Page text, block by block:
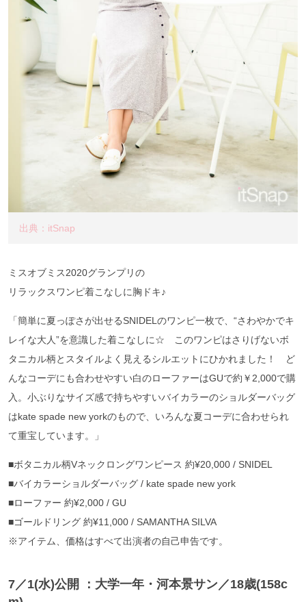
出典：itSnap
ミスオブミス2020グランプリの
リラックスワンピ着こなしに胸ドキ♪
「簡単に夏っぽさが出せるSNIDELのワンピ一枚で、“さわやかでキ
レイな大人”を意識した着こなしに☆ このワンピはさりげないボ
タニカル柄とスタイルよく見えるシルエットにひかれました！ ど
んなコーデにも合わせやすい白のローファーはGUで約￥2,000で購
入。小ぶりなサイズ感で持ちやすいバイカラーのショルダーバッグ
はkate spade new yorkのもので、いろんな夏コーデに合わせられ
て重宝しています。」
■ボタニカル柄Vネックロングワンピース 約¥20,000 / SNIDEL
■バイカラーショルダーバッグ / kate spade new york
■ローファー 約¥2,000 / GU
■ゴールドリング 約¥11,000 / SAMANTHA SILVA
※アイテム、価格はすべて出演者の自己申告です。
7／1(水)公開 ：大学一年・河本景サン／18歳(158c